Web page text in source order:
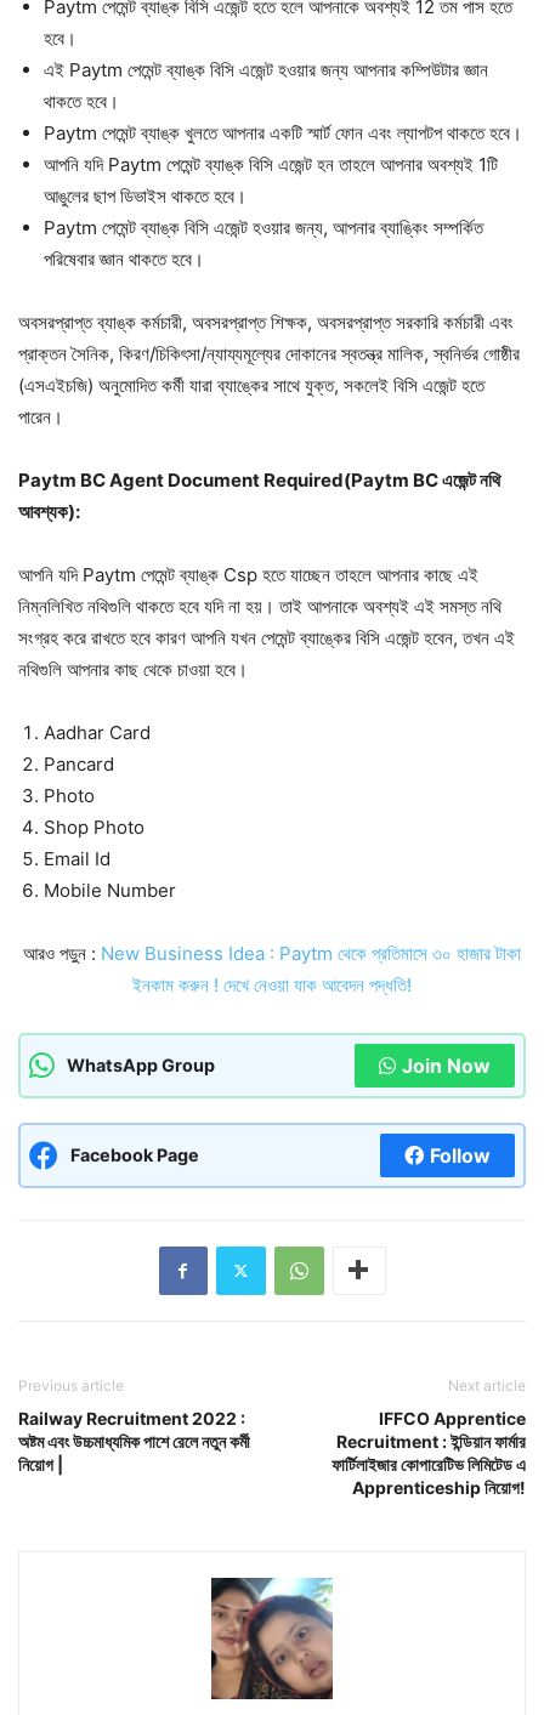
Paytm পেমেন্ট ব্যাঙ্ক বিসি এজেন্ট হতে হলে আপনাকে অবশ্যই 12 তম পাস হতে
হবে।
এই Paytm পেমেন্ট ব্যাঙ্ক বিসি এজেন্ট হওয়ার জন্য আপনার কম্পিউটার জ্ঞান
থাকতে হবে।
Paytm পেমেন্ট ব্যাঙ্ক খুলতে আপনার একটি স্মার্ট ফোন এবং ল্যাপটপ থাকতে হবে।
আপনি যদি Paytm পেমেন্ট ব্যাঙ্ক বিসি এজেন্ট হন তাহলে আপনার অবশ্যই 1টি
আঙুলের ছাপ ডিভাইস থাকতে হবে।
Paytm পেমেন্ট ব্যাঙ্ক বিসি এজেন্ট হওয়ার জন্য, আপনার ব্যাঙ্কিং সম্পর্কিত
পরিষেবার জ্ঞান থাকতে হবে।
অবসরপ্রাপ্ত ব্যাঙ্ক কর্মচারী, অবসরপ্রাপ্ত শিক্ষক, অবসরপ্রাপ্ত সরকারি কর্মচারী এবং
প্রাক্তন সৈনিক, কিরণ/চিকিৎসা/ন্যায্যমূল্যের দোকানের স্বতন্ত্র মালিক, স্বনির্ভর গোষ্ঠীর
(এসএইচজি) অনুমোদিত কর্মী যারা ব্যাঙ্কের সাথে যুক্ত, সকলেই বিসি এজেন্ট হতে
পারেন।
Paytm BC Agent Document Required(Paytm BC এজেন্ট নথি
আবশ্যক):
আপনি যদি Paytm পেমেন্ট ব্যাঙ্ক Csp হতে যাচ্ছেন তাহলে আপনার কাছে এই
নিম্নলিখিত নথিগুলি থাকতে হবে যদি না হয়। তাই আপনাকে অবশ্যই এই সমস্ত নথি
সংগ্রহ করে রাখতে হবে কারণ আপনি যখন পেমেন্ট ব্যাঙ্কের বিসি এজেন্ট হবেন, তখন এই
নথিগুলি আপনার কাছ থেকে চাওয়া হবে।
Aadhar Card
Pancard
Photo
Shop Photo
Email Id
Mobile Number
আরও পড়ুন : New Business Idea : Paytm থেকে প্রতিমাসে ৩০ হাজার টাকা
ইনকাম করুন ! দেখে নেওয়া যাক আবেদন পদ্ধতি!
WhatsApp Group Join Now
Facebook Page Follow
Previous article
Railway Recruitment 2022 :
অষ্টম এবং উচ্চমাধ্যমিক পাশে রেলে নতুন কর্মী
নিয়োগ |
Next article
IFFCO Apprentice
Recruitment : ইন্ডিয়ান ফার্মার
ফার্টিলাইজার কোপারেটিভ লিমিটেড এ
Apprenticeship নিয়োগ!